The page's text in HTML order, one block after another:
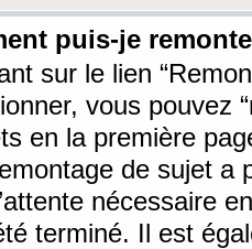
puis-je
sur le lien
vous pouvez
en la première
de sujet a
nécessaire
terminé. Il est